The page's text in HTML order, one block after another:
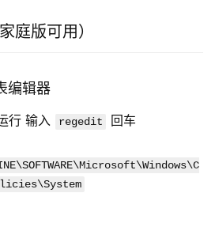
庭版可用）
编辑器
行 输入 regedit
回车